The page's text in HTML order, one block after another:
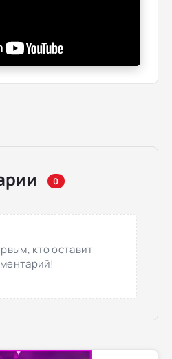
0
кто оставит